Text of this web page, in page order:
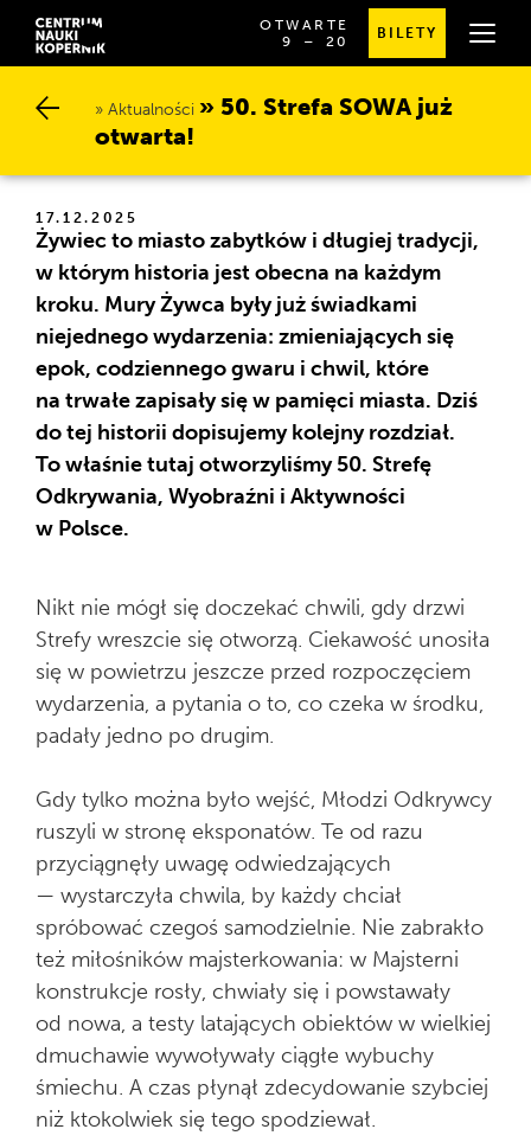
OTWARTE
OD
20:00
9 ⁠–⁠ 20
SPRAWDŹ
SZCZEGÓŁOWE
BILETY
Aktualności
50. Strefa SOWA już o
twarta!
17.12.2025
Żywiec to miasto zabytków i długiej tradycji,
w którym historia jest obecna na każdym
kroku. Mury Żywca były już świadkami
niejednego wydarzenia: zmieniających się
epok, codziennego gwaru i chwil, które
na trwałe zapisały się w pamięci miasta. Dziś
do tej historii dopisujemy kolejny rozdział.
To właśnie tutaj otworzyliśmy 50. Strefę
Odkrywania, Wyobraźni i Aktywności
w Polsce.
Nikt nie mógł się doczekać chwili, gdy drzwi
Strefy wreszcie się otworzą. Ciekawość unosiła
się w powietrzu jeszcze przed rozpoczęciem
wydarzenia, a pytania o to, co czeka w środku,
padały jedno po drugim.
Gdy tylko można było wejść, Młodzi Odkrywcy
ruszyli w stronę eksponatów. Te od razu
przyciągnęły uwagę odwiedzających
— wystarczyła chwila, by każdy chciał
spróbować czegoś samodzielnie. Nie zabrakło
też miłośników majsterkowania: w Majsterni
konstrukcje rosły, chwiały się i powstawały
od nowa, a testy latających obiektów w wielkiej
dmuchawie wywoływały ciągłe wybuchy
śmiechu. A czas płynął zdecydowanie szybciej
niż ktokolwiek się tego spodziewał.